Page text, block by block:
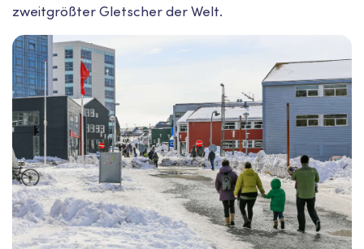
zweitgrößter Gletscher der Welt.